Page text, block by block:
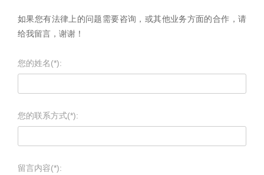
如果您有法律上的问题需要咨询，或其他业务方面的合作，请
给我留言，谢谢！
您的姓名(*):
您的联系方式(*):
留言内容(*):